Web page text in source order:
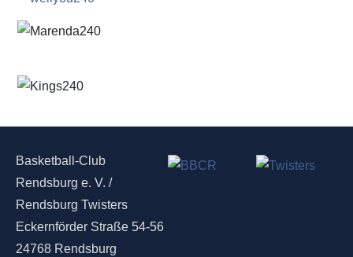
Basketball-Club
Rendsburg e. V. /
Rendsburg Twisters
Eckernförder Straße 54-56
24768 Rendsburg